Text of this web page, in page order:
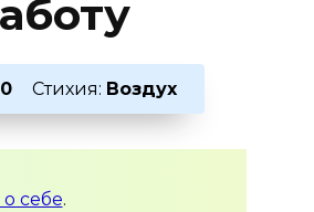
Стихия: Воздух
себе.